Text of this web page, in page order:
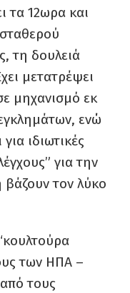
τα 12ωρα και
τη δουλειά
μετατρέψει
μηχανισμό εκ
ενώ
ιδιωτικές
για την
βάζουν τον λύκο
των ΗΠΑ –
τους